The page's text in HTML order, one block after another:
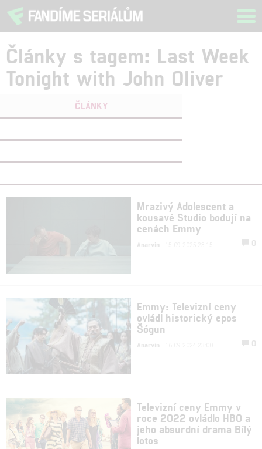
Články s tagem: Last Week
Tonight with John Oliver
ČLÁNKY
Mrazivý Adolescent a
kousavé Studio bodují na
cenách Emmy
Anarvin 0
Emmy: Televizní ceny
ovládl historický epos
Šógun
Anarvin 0
Televizní ceny Emmy v
roce 2022 ovládlo HBO a
jeho absurdní drama Bílý
lotos